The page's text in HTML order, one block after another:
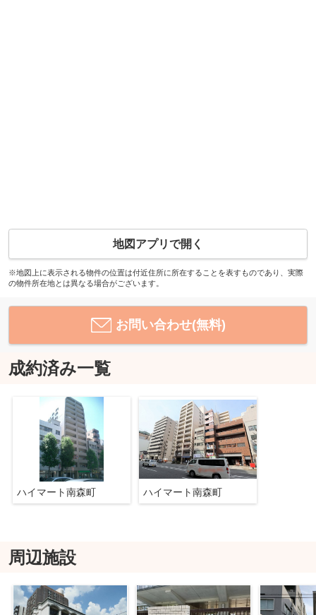
地図アプリで開く
※地図上に表示される物件の位置は付近住所に所在することを表すものであり、実際
の物件所在地とは異なる場合がございます。
お問い合わせ(無料)
成約済み一覧
ハイマート南森町 ハイマート南森町
周辺施設